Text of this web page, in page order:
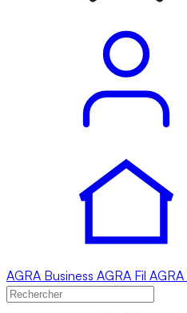
AGRA Business AGRA Fil AGRA